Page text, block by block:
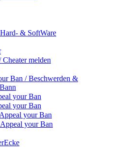
& SoftWare
melden
Ban / Beschwerden &
your Ban
your Ban
your Ban
your Ban